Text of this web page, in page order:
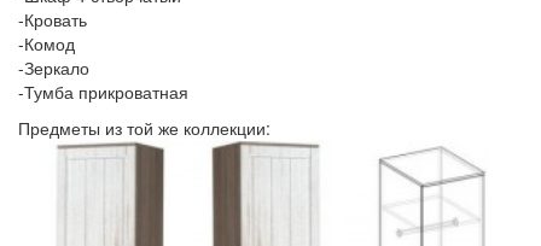
-Кровать
-Комод
-Зеркало
-Тумба прикроватная
Предметы из той же коллекции: